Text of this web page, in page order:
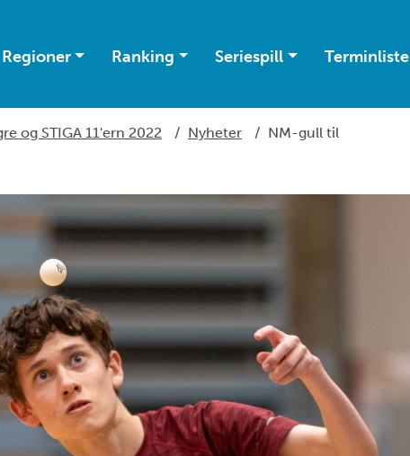
Regioner Ranking Seriespill Terminliste
og STIGA 11'ern 2022 / Nyheter / NM-gull til